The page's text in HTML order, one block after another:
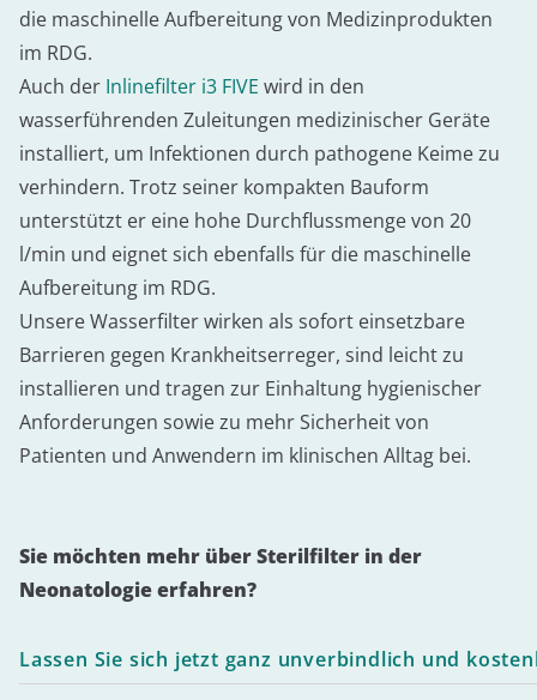
die maschinelle Aufbereitung von Medizinprodukten
im RDG.
Auch der Inlinefilter i3 FIVE wird in den
wasserführenden Zuleitungen medizinischer Geräte
installiert, um Infektionen durch pathogene Keime zu
verhindern. Trotz seiner kompakten Bauform
unterstützt er eine hohe Durchflussmenge von 20
l/min und eignet sich ebenfalls für die maschinelle
Aufbereitung im RDG.
Unsere Wasserfilter wirken als sofort einsetzbare
Barrieren gegen Krankheitserreger, sind leicht zu
installieren und tragen zur Einhaltung hygienischer
Anforderungen sowie zu mehr Sicherheit von
Patienten und Anwendern im klinischen Alltag bei.
Sie möchten mehr über Sterilfilter in der
Neonatologie erfahren?
Lassen Sie sich jetzt ganz unverbindlich und